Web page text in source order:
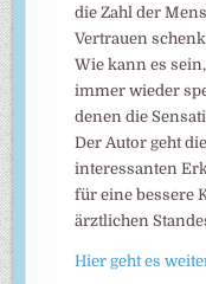
die Zahl der
Vertrauen
Wie kann es
immer wieder
denen die
Der Autor geht
interessanten
für eine bessere
ärztlichen
Hier geht es